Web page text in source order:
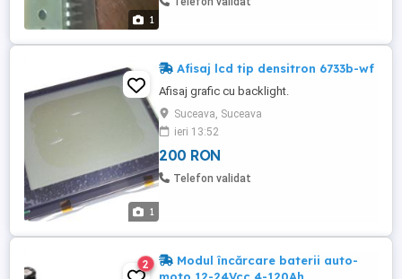
1
1
Afisaj lcd tip densitron 6733b-wf
Afisaj grafic cu backlight.
Suceava, Suceava
ieri 13:52
200 RON
Telefon validat
2
Modul încărcare baterii auto-